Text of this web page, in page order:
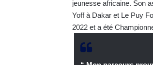
jeunesse africaine. Son
Yoff à Dakar et Le Puy
2022 et a été